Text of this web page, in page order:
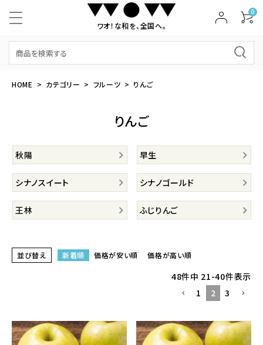
ワオ！な和を、全国へ。
0
HOME カテゴリー フルーツ りんご
りんご
秋陽 早生
シナノスイート シナノゴールド
王林 ふじりんご
並び替え 新着順 価格が安い順 価格が高い順
48件中 21-40件表示
1
2 3